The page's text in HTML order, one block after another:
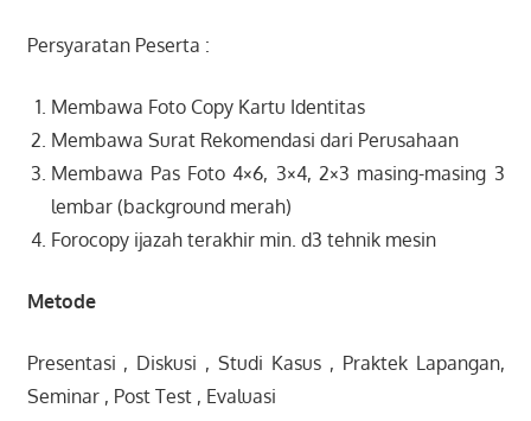
Persyaratan Peserta :
Membawa Foto Copy Kartu Identitas
Membawa Surat Rekomendasi dari Perusahaan
Membawa Pas Foto 4×6, 3×4, 2×3 masing-masing 3
lembar (background merah)
Forocopy ijazah terakhir min. d3 tehnik mesin
Metode
Presentasi , Diskusi , Studi Kasus , Praktek Lapangan,
Seminar , Post Test , Evaluasi